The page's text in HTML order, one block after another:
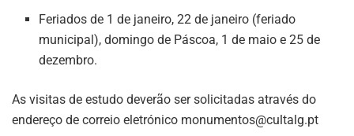
Feriados de 1 de janeiro, 22 de janeiro (feriado
municipal), domingo de Páscoa, 1 de maio e 25 de
dezembro.
As visitas de estudo deverão ser solicitadas através do
endereço de correio eletrónico monumentos@cultalg.pt